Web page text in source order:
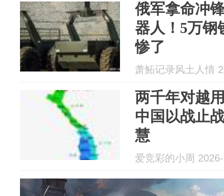
俄军拿命冲
器人！5万钢
惨了
萧鮖记录风土人情
两千年对越
中国以战止
慧
爱竞彩的小周